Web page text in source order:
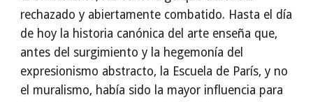
rechazado y abiertamente combatido. Hasta el día
de hoy la historia canónica del arte enseña que,
antes del surgimiento y la hegemonía del
expresionismo abstracto, la Escuela de París, y no
el muralismo, había sido la mayor influencia para